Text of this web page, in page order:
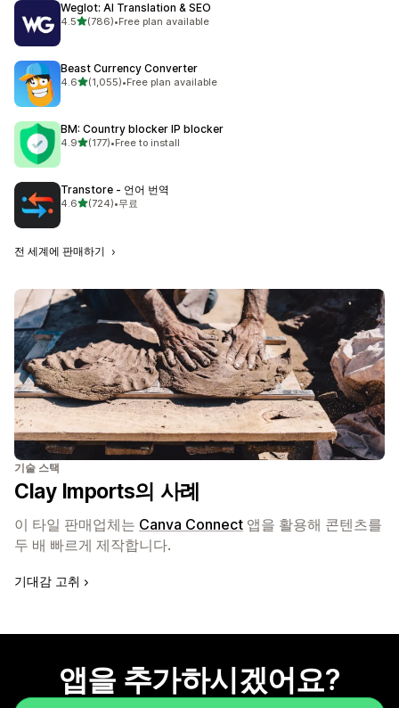
Weglot: AI Translation & SEO
4.5별 5개 중
(786)
총 리뷰 786개
•Free plan available
Beast Currency Converter
4.6별 5개 중
(1,055)
총 리뷰 1055개
•Free plan available
BM: Country blocker IP blocker
4.9별 5개 중
(177)
총 리뷰 177개
•Free to install
Transtore ‑ 언어 번역
4.6별 5개 중
(724)
총 리뷰 724개
•무료
전 세계에 판매하기
기술 스택
Clay Imports의 사례
이 타일 판매업체는 Canva Connect 앱을 활용해 콘텐츠를
두 배 빠르게 제작합니다.
기대감 고취
앱을 추가하시겠어요?